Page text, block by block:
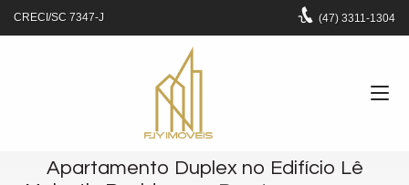
CRECI/SC 7347-J (47) 3311-1304
Apartamento Duplex no Edifício Lê